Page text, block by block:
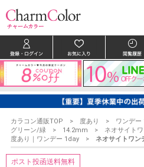
カラコン通販TOP 度あり ワンデー
グリーン/緑
14.2mm
ネオサイト
度あり｜ワンデー 1day
ネオサイトワン
ポスト投函送料無料